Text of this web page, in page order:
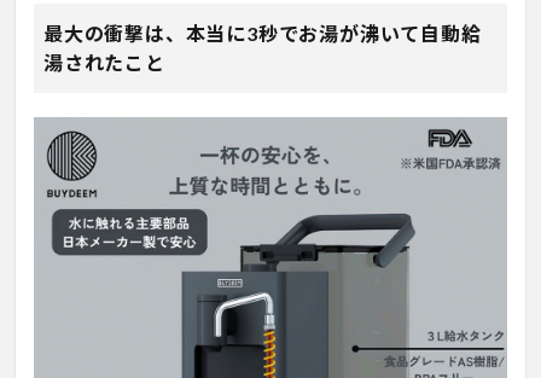
最大の衝撃は、本当に3秒でお湯が沸いて自動給
湯されたこと